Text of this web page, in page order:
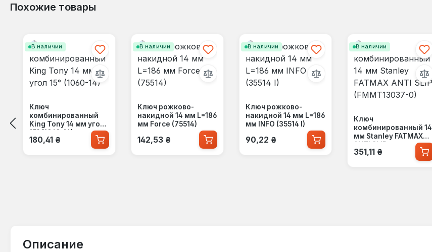
Похожие товары
В наличии
Ключ
комбинированный
King Tony 14 мм угол
15° (1060-14)
Обычная цена:
180,41 ₴
В наличии
Ключ рожково-
накидной 14 мм L=186
мм Force (75514)
Обычная цена:
142,53 ₴
В наличии
Ключ рожково-
накидной 14 мм L=186
мм INFO (35514 I)
Обычная цена:
90,22 ₴
В наличии
Ключ
комбинированный 14
мм Stanley FATMAX
ANTI SLIP
(FMMT13037-0)
Обычная цена:
351,11 ₴
Описание